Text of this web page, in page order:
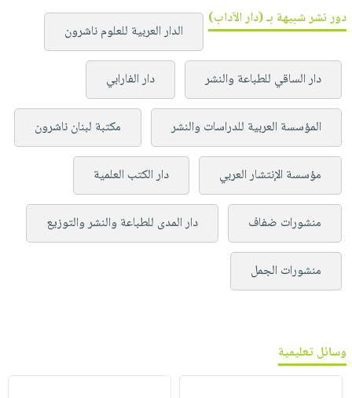
دور نشر شبيهة بـ (دار الآداب)
الدار العربية للعلوم ناشرون
دار الساقي للطباعة والنشر دار الفارابي
المؤسسة العربية للدراسات والنشر مكتبة لبنان ناشرون
مؤسسة الإنتشار العربي دار الكتب العلمية
منشورات ضفاف دار المدى للطباعة والنشر والتوزيع
منشورات الجمل
وسائل تعليمية